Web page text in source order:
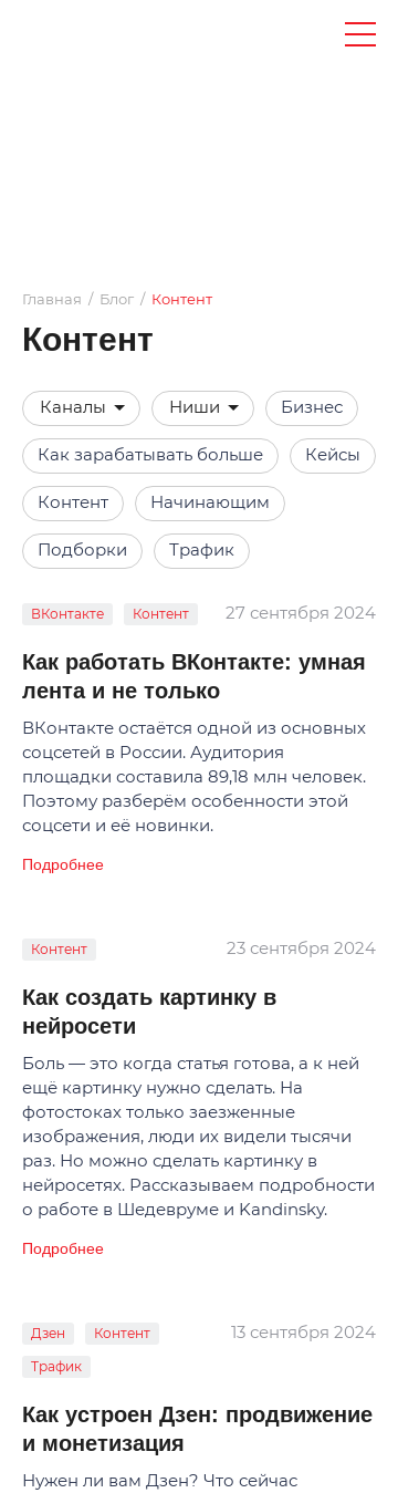
Главная / Блог / Контент
Контент
Каналы Ниши Бизнес
Как зарабатывать больше Кейсы
Контент Начинающим
Подборки Трафик
27 сентября 2024
ВКонтакте Контент
Как работать ВКонтакте: умная
лента и не только
ВКонтакте остаётся одной из основных
соцсетей в России. Аудитория
площадки составила 89,18 млн человек.
Поэтому разберём особенности этой
соцсети и её новинки.
Подробнее
23 сентября 2024
Контент
Как создать картинку в
нейросети
Боль — это когда статья готова, а к ней
ещё картинку нужно сделать. На
фотостоках только заезженные
изображения, люди их видели тысячи
раз. Но можно сделать картинку в
нейросетях. Рассказываем подробности
о работе в Шедевруме и Kandinsky.
Подробнее
13 сентября 2024
Дзен
Контент
Трафик
Как устроен Дзен: продвижение
и монетизация
Нужен ли вам Дзен? Что сейчас